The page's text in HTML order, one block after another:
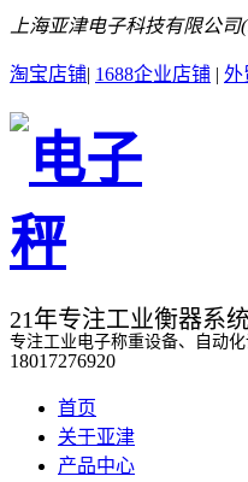
上海亚津电子科技有限公司
淘宝店铺| 1688企业店铺 | 外
21年专注工业衡器系
专注工业电子称重设备、自动
18017276920
首页
关于亚津
产品中心